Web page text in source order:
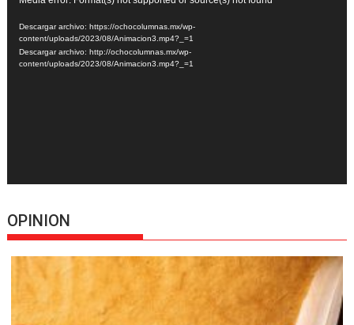
de
vídeo
Descargar archivo: https://ochocolumnas.mx/wp-
content/uploads/2023/08/Animacion3.mp4?_=1
Descargar archivo: http://ochocolumnas.mx/wp-
content/uploads/2023/08/Animacion3.mp4?_=1
OPINION